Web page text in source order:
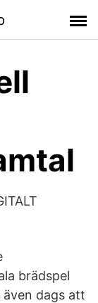
brädspel
även dags att